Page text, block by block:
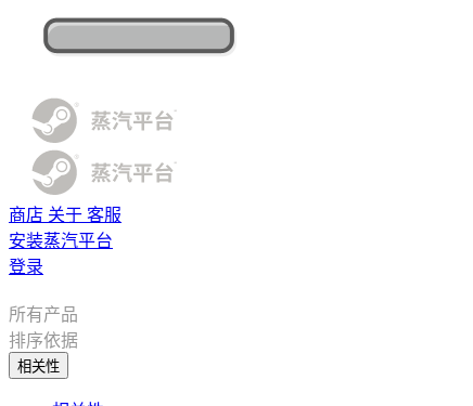
商店 关于 客服
安装蒸汽平台
登录
所有产品
排序依据
相关性